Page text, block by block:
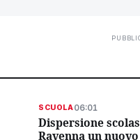
SCUOLA06:01
Dispersione
Ravenna un